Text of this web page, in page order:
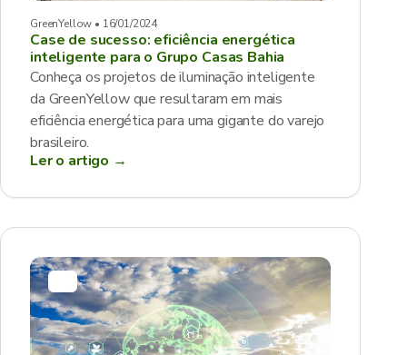
GreenYellow • 16/01/2024
Case de sucesso: eficiência energética
inteligente para o Grupo Casas Bahia
Conheça os projetos de iluminação inteligente
da GreenYellow que resultaram em mais
eficiência energética para uma gigante do varejo
brasileiro.
Ler o artigo →